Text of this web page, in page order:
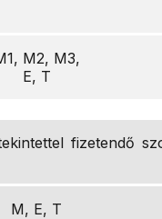
M2, M3,
E, T
fizetendő
M, E, T